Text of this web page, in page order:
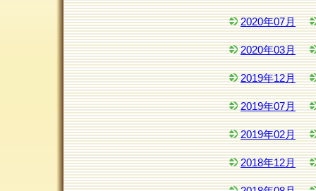
2020年07月
2020年03月
2019年12月
2019年07月
2019年02月
2018年12月